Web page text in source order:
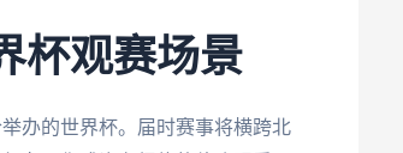
杯观赛场景
办的世界杯。届时赛事将横跨北